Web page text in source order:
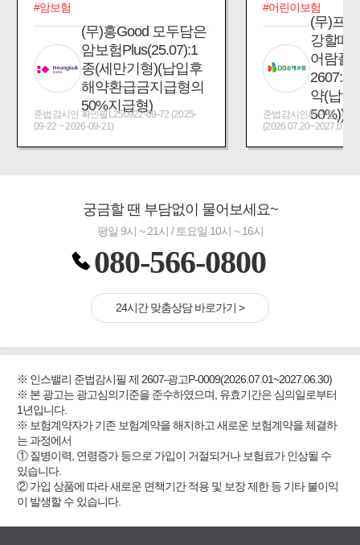
#암보험
(무)흥Good 모두담은
암보험Plus(25.07):1
종(세만기형)(납입후
해약환급금지급형의
50%지급형)
준법감시인 확인필L250922-09-72 (2025-
09-22 ~ 2026-09-21)
#어린이보험
(무)프
강할때
어람플
2607:
약(납입
50%))
준법감시인확인필_제
궁금할 땐 부담없이 물어보세요~
평일 9시 ~ 21시 / 토요일 10시 ~ 16시
080-566-0800
24시간 맞춤상담 바로가기 >
※ 인스밸리 준법감시필 제 2607-광고P-0009(2026.07.01~2027.06.30)
※ 본 광고는 광고심의기준을 준수하였으며, 유효기간은 심의일로부터
1년입니다.
※ 보험계약자가 기존 보험계약을 해지하고 새로운 보험계약을 체결하
는 과정에서
① 질병이력, 연령증가 등으로 가입이 거절되거나 보험료가 인상될 수
있습니다.
② 가입 상품에 따라 새로운 면책기간 적용 및 보장 제한 등 기타 불이익
이 발생할 수 있습니다.